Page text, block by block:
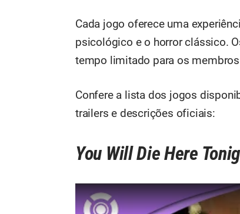
Cada jogo oferece uma
psicológico e o horror clássico.
tempo limitado para os
Confere a lista dos jogos
trailers e descrições oficiais:
You Will Die Here